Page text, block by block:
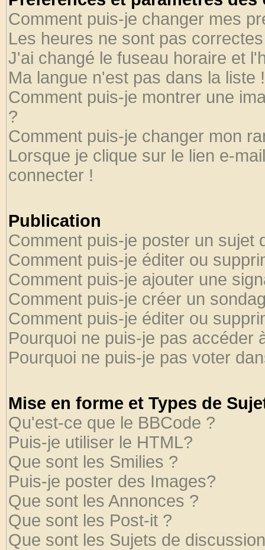
Comment puis-je changer mes
Les heures ne sont pas
J'ai changé le fuseau horaire et
Ma langue n'est pas dans la liste !
Comment puis-je montrer une
?
Comment puis-je changer mon
Lorsque je clique sur le lien e-
connecter !
Publication
Comment puis-je poster un sujet
Comment puis-je éditer ou
Comment puis-je ajouter une
Comment puis-je créer un
Comment puis-je éditer ou
Pourquoi ne puis-je pas accéder
Pourquoi ne puis-je pas voter
Mise en forme et Types de
Qu'est-ce que le BBCode ?
Puis-je utiliser le HTML?
Que sont les Smilies ?
Puis-je poster des Images?
Que sont les Annonces ?
Que sont les Post-it ?
Que sont les Sujets de